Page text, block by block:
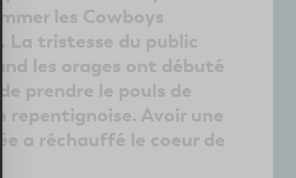
les Cowboys
La tristesse du public
les orages ont débuté
prendre le pouls de
repentignoise. Avoir une
a réchauffé le coeur de